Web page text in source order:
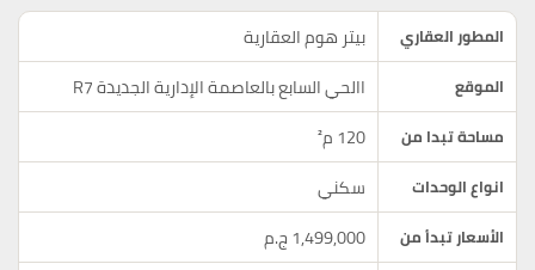
المطور العقاري بيتر هوم العقارية
الموقع االحي السابع بالعاصمة الإدارية الجديدة R7
مساحة تبدا من 120 م²
انواع الوحدات سكني
الأسعار تبدأ من 1,499,000 ج.م